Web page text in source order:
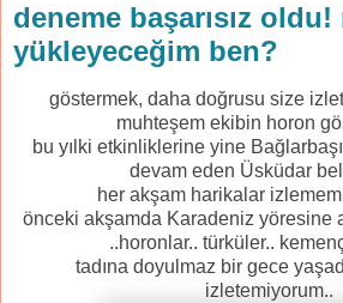
deneme başarısız oldu!
yükleyeceğim ben?
göstermek, daha doğrusu size
muhteşem ekibin horon
bu yılki etkinliklerine yine
devam eden Üsküdar
her akşam harikalar
önceki akşamda Karadeniz yöresine
..horonlar.. türküler..
tadına doyulmaz bir gece
izletemiyorum..